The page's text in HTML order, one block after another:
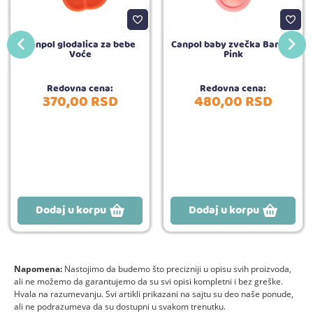
Canpol glodalica za bebe
Voće
Redovna cena:
370,00RSD
Dodaj u korpu
Canpol baby zvečka Barbell
Pink
Redovna cena:
480,00RSD
Dodaj u korpu
Napomena: Nastojimo da budemo što precizniji u opisu svih proizvoda,
ali ne možemo da garantujemo da su svi opisi kompletni i bez greške.
Hvala na razumevanju. Svi artikli prikazani na sajtu su deo naše ponude,
ali ne podrazumeva da su dostupni u svakom trenutku.